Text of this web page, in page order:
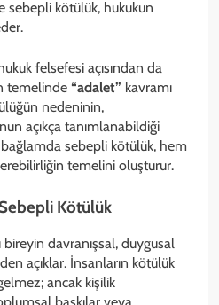
sebepli kötülük, hukukun
felsefesi açısından da
temelinde “adalet” kavramı
nedeninin,
açıkça tanımlanabildiği
sebepli kötülük, hem
temelini oluşturur.
Kötülük
davranışsal, duygusal
açıklar. İnsanların kötülük
ancak kişilik